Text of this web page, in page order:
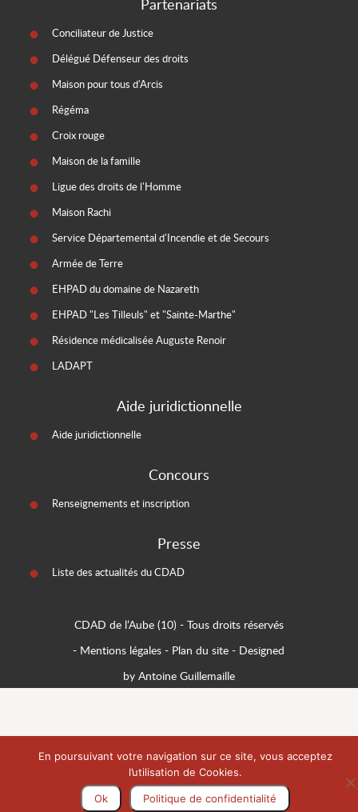
Partenariats
Conciliateur de Justice
Délégué Défenseur des droits
Maison pour tous d'Arcis
Régéma
Croix rouge
Maison de la famille
Ligue des droits de l'Homme
Maison Rachi
Service Départemental d'Incendie et de Secours
Armée de Terre
EHPAD du domaine de Nazareth
EHPAD "Les Tilleuls" et "Sainte-Marthe"
Résidence médicalisée Auguste Renoir
LADAPT
Aide juridictionnelle
Aide juridictionnelle
Concours
Renseignements et inscription
Presse
Liste des actualités du CDAD
CDAD de l’Aube (10) - Tous droits réservés
- Mentions légales - Plan du site - Designed
by Antoine Guillemaille
En poursuivant votre navigation sur ce site, vous acceptez
l’utilisation de Cookies.
Ok Politique de confidentialité